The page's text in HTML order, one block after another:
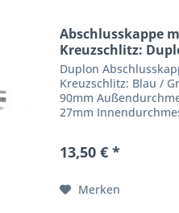
Abschlusskappe
Kreuzschlitz:
/...
Duplon
Kreuzschlitz: Blau /
90mm
27mm
Kreuzschlitz!
13,50 € *
Merken